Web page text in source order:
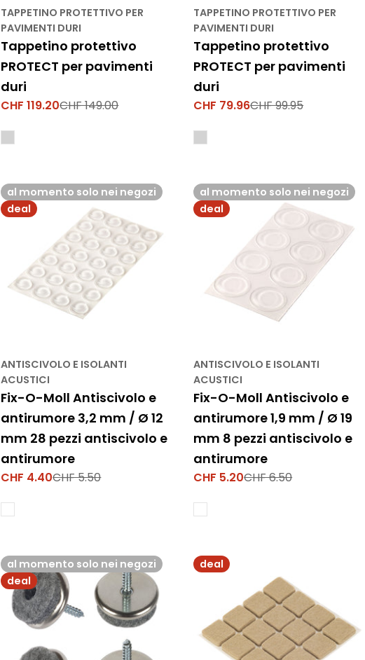
TAPPETINO PROTETTIVO PER
PAVIMENTI DURI
Tappetino protettivo
PROTECT per pavimenti
duri
Prezzo
vendita
CHF 119.20
Prezzo
CHF 149.00
TAPPETINO PROTETTIVO PER
PAVIMENTI DURI
Tappetino protettivo
PROTECT per pavimenti
duri
Prezzo
vendita
CHF 79.96
Prezzo
CHF 99.95
al momento solo nei negozi
deal
ANTISCIVOLO E ISOLANTI
ACUSTICI
Fix-O-Moll Antiscivolo e
antirumore 3,2 mm / Ø 12
mm 28 pezzi antiscivolo e
antirumore
Prezzo
vendita
CHF 4.40
Prezzo
CHF 5.50
al momento solo nei negozi
deal
ANTISCIVOLO E ISOLANTI
ACUSTICI
Fix-O-Moll Antiscivolo e
antirumore 1,9 mm / Ø 19
mm 8 pezzi antiscivolo e
antirumore
Prezzo
vendita
CHF 5.20
Prezzo
CHF 6.50
al momento solo nei negozi
deal
deal